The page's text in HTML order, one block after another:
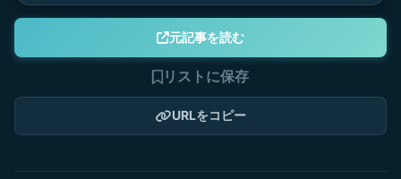
元記事を読む
リストに保存
URLをコピー